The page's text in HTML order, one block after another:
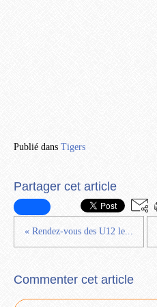
Publié dans Tigers
Partager cet article
« Rendez-vous des U12 le...
Commenter cet article